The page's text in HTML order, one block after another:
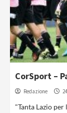
CorSport –
Redazione
"Tanta Lazio per